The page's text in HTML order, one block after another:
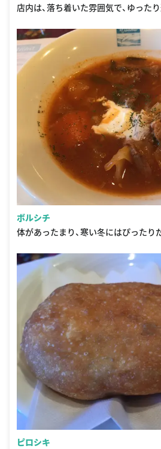
店内は、落ち着いた雰囲気で、ゆった
ボルシチ
体があったまり、寒い冬にはぴったり
ピロシキ